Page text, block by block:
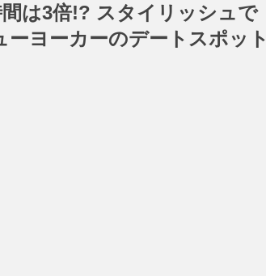
間は3倍!? スタイリッシュで
ヨーカーのデートスポット